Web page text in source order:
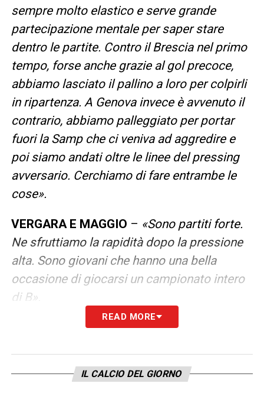
sempre molto elastico e serve grande
partecipazione mentale per saper stare
dentro le partite. Contro il Brescia nel primo
tempo, forse anche grazie al gol precoce,
abbiamo lasciato il pallino a loro per colpirli
in ripartenza. A Genova invece è avvenuto il
contrario, abbiamo palleggiato per portar
fuori la Samp che ci veniva ad aggredire e
poi siamo andati oltre le linee del pressing
avversario. Cerchiamo di fare entrambe le
cose».
VERGARA E MAGGIO – «Sono partiti forte.
Ne sfruttiamo la rapidità dopo la pressione
alta. Sono giovani che hanno una bella
occasione di giocarsi un campionato intero
di B».
READ MORE
IL CALCIO DEL GIORNO